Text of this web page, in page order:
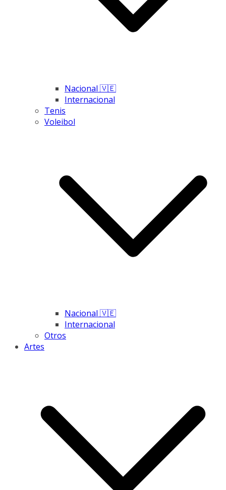
Nacional 🇻🇪
Internacional
Tenis
Voleibol
Nacional 🇻🇪
Internacional
Otros
Artes